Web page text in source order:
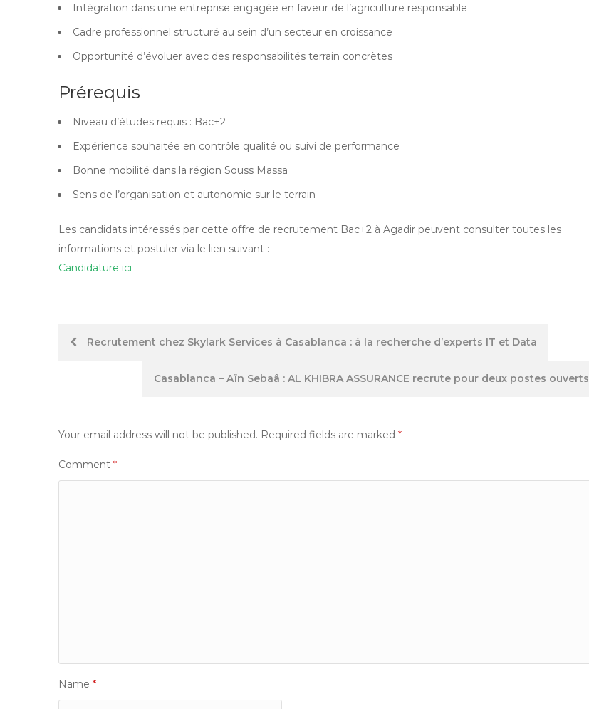
Intégration dans une entreprise engagée en faveur de l’agriculture responsable
Cadre professionnel structuré au sein d’un secteur en croissance
Opportunité d’évoluer avec des responsabilités terrain concrètes
Prérequis
Niveau d’études requis : Bac+2
Expérience souhaitée en contrôle qualité ou suivi de performance
Bonne mobilité dans la région Souss Massa
Sens de l’organisation et autonomie sur le terrain
Les candidats intéressés par cette offre de recrutement Bac+2 à Agadir peuvent consulter toutes les
informations et postuler via le lien suivant :
Candidature ici
PostRecrutement chez Skylark Services à Casablanca : à la recherche d’experts IT et Data
Casablanca – Aïn Sebaâ : AL KHIBRA ASSURANCE recrute pour deux postes ouverts
Your email address will not be published. Required fields are marked *
Comment *
Name *